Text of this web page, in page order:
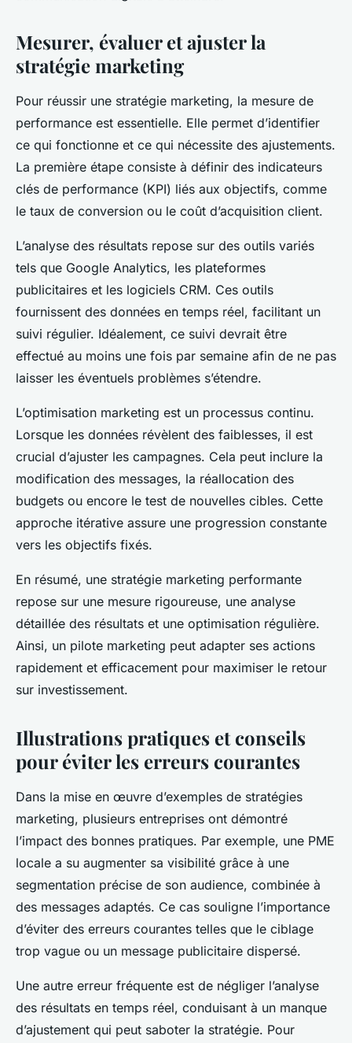
Mesurer, évaluer et ajuster la
stratégie marketing
Pour réussir une stratégie marketing, la mesure de
performance est essentielle. Elle permet d’identifier
ce qui fonctionne et ce qui nécessite des ajustements.
La première étape consiste à définir des indicateurs
clés de performance (KPI) liés aux objectifs, comme
le taux de conversion ou le coût d’acquisition client.
L’analyse des résultats repose sur des outils variés
tels que Google Analytics, les plateformes
publicitaires et les logiciels CRM. Ces outils
fournissent des données en temps réel, facilitant un
suivi régulier. Idéalement, ce suivi devrait être
effectué au moins une fois par semaine afin de ne pas
laisser les éventuels problèmes s’étendre.
L’optimisation marketing est un processus continu.
Lorsque les données révèlent des faiblesses, il est
crucial d’ajuster les campagnes. Cela peut inclure la
modification des messages, la réallocation des
budgets ou encore le test de nouvelles cibles. Cette
approche itérative assure une progression constante
vers les objectifs fixés.
En résumé, une stratégie marketing performante
repose sur une mesure rigoureuse, une analyse
détaillée des résultats et une optimisation régulière.
Ainsi, un pilote marketing peut adapter ses actions
rapidement et efficacement pour maximiser le retour
sur investissement.
Illustrations pratiques et conseils
pour éviter les erreurs courantes
Dans la mise en œuvre d’exemples de stratégies
marketing, plusieurs entreprises ont démontré
l’impact des bonnes pratiques. Par exemple, une PME
locale a su augmenter sa visibilité grâce à une
segmentation précise de son audience, combinée à
des messages adaptés. Ce cas souligne l’importance
d’éviter des erreurs courantes telles que le ciblage
trop vague ou un message publicitaire dispersé.
Une autre erreur fréquente est de négliger l’analyse
des résultats en temps réel, conduisant à un manque
d’ajustement qui peut saboter la stratégie. Pour